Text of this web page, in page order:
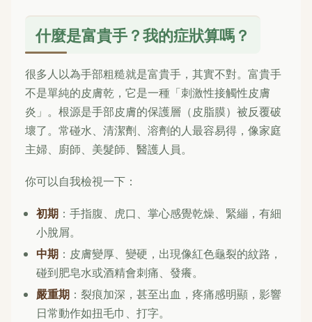
什麼是富貴手？我的症狀算嗎？
很多人以為手部粗糙就是富貴手，其實不對。富貴手
不是單純的皮膚乾，它是一種「刺激性接觸性皮膚
炎」。根源是手部皮膚的保護層（皮脂膜）被反覆破
壞了。常碰水、清潔劑、溶劑的人最容易得，像家庭
主婦、廚師、美髮師、醫護人員。
你可以自我檢視一下：
初期 ：手指腹、虎口、掌心感覺乾燥、緊繃，有細
小脫屑。
中期 ：皮膚變厚、變硬，出現像紅色龜裂的紋路，
碰到肥皂水或酒精會刺痛、發癢。
嚴重期 ：裂痕加深，甚至出血，疼痛感明顯，影響
日常動作如扭毛巾、打字。